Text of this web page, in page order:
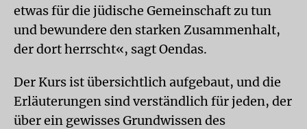
etwas für die jüdische Gemeinschaft zu tun
und bewundere den starken Zusammenhalt,
der dort herrscht«, sagt Oendas.
Der Kurs ist übersichtlich aufgebaut, und die
Erläuterungen sind verständlich für jeden, der
über ein gewisses Grundwissen des